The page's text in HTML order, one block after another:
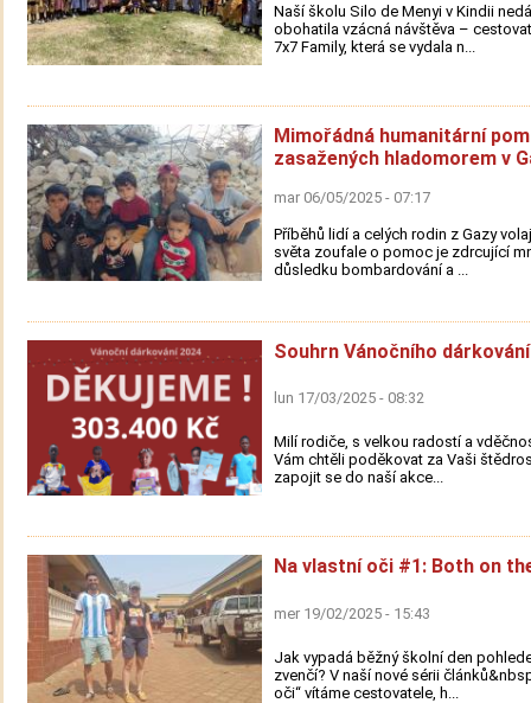
Naší školu Silo de Menyi v Kindii
obohatila vzácná návštěva –
7x7 Family, která se vydala n...
Mimořádná humanitární
zasažených hladomorem v
mar 06/05/2025 - 07:17
Příběhů lidí a celých rodin z Gazy
světa zoufale o pomoc je zdrcující
důsledku bombardování a ...
Souhrn Vánočního
lun 17/03/2025 - 08:32
Milí rodiče, s velkou radostí a
Vám chtěli poděkovat za Vaši
zapojit se do naší akce...
Na vlastní oči #1: Both on
mer 19/02/2025 - 15:43
Jak vypadá běžný školní den
zvenčí? V naší nové sérii
oči“ vítáme cestovatele, h...